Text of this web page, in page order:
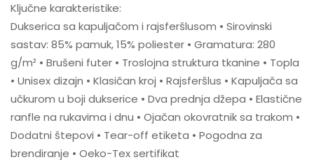
Ključne karakteristike:
Dukserica sa kapuljačom i rajsferšlusom • Sirovinski
sastav: 85% pamuk, 15% poliester • Gramatura: 280
g/m² • Brušeni futer • Troslojna struktura tkanine • Topla
• Unisex dizajn • Klasičan kroj • Rajsferšlus • Kapuljača sa
učkurom u boji dukserice • Dva prednja džepa • Elastične
ranfle na rukavima i dnu • Ojačan okovratnik sa trakom •
Dodatni štepovi • Tear-off etiketa • Pogodna za
brendiranje • Oeko-Tex sertifikat